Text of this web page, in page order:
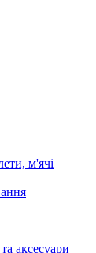
м'ячі
аксесуари